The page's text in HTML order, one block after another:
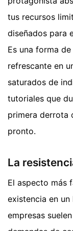
tus recursos
diseñados para
Es una forma
refrescante en
saturados de
tutoriales que
primera derrota
pronto.
La
El aspecto más
existencia en
empresas